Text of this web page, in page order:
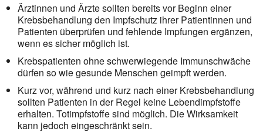
Ärztinnen und Ärzte sollten bereits vor Beginn einer
Krebsbehandlung den Impfschutz ihrer Patientinnen und
Patienten überprüfen und fehlende Impfungen ergänzen,
wenn es sicher möglich ist.
Krebspatienten ohne schwerwiegende Immunschwäche
dürfen so wie gesunde Menschen geimpft werden.
Kurz vor, während und kurz nach einer Krebsbehandlung
sollten Patienten in der Regel keine Lebendimpfstoffe
erhalten. Totimpfstoffe sind möglich. Die Wirksamkeit
kann jedoch eingeschränkt sein.